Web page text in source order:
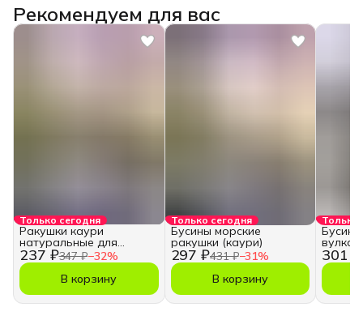
Рекомендуем для вас
Только сегодня
237 ₽347 ₽−32%
Ракушки каури
натуральные для
творчества и рукоделия
В корзину
Только сегодня
297 ₽431 ₽−31%
Бусины морские
ракушки (каури)
В корзину
Только
301 ₽